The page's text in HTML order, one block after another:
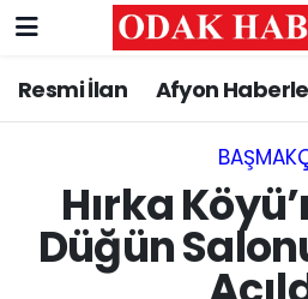
Resmi İlan Afyon
Hırka
Düğün
AFYONKARAHİSAR
ASAYİŞ
GÜNCEL
Nöbetçi Eczaneler
Trafik Durumu
Süper Lig Puan